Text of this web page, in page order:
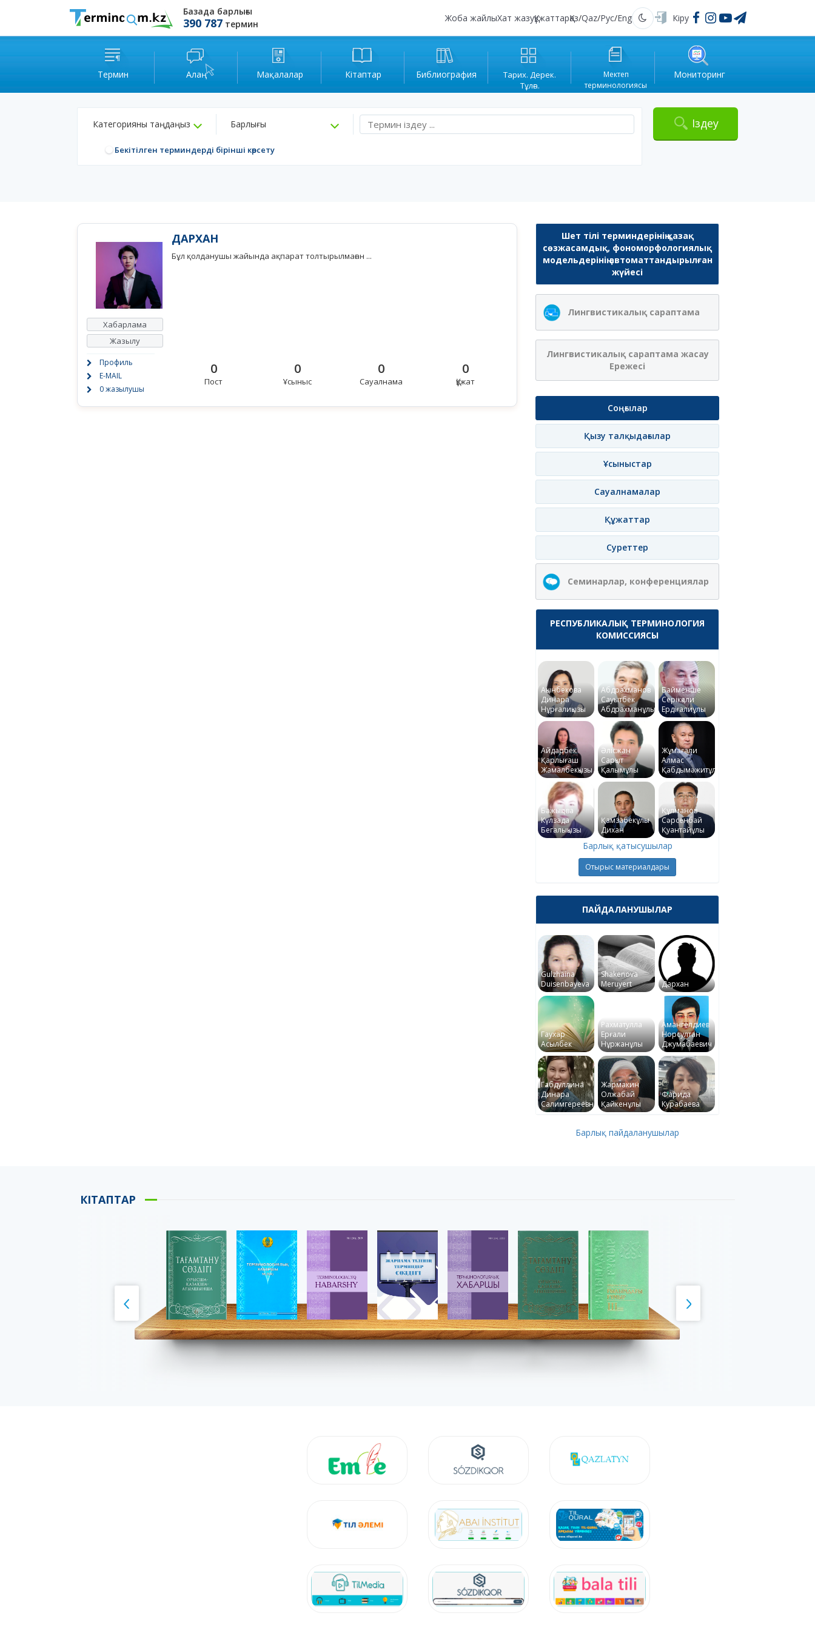
Базада барлығы
390 787 термин
Жоба жайлыХат жазуҚұжаттарҚаз/Qaz/Рус/Eng Қараңғы Кіру
Термин Алаң Мақалалар Кітаптар Библиография
Тарих. Дерек.
Тұлға.
Мектеп
терминологиясы
Мониторинг
Категорияны таңдаңыз Барлығы
Бекітілген терминдерді бірінші көрсету
Іздеу
Хабарлама
Жазылу
Профиль
E-MAIL
0 жазылушы
ДАРХАН
Бұл қолданушы жайында ақпарат толтырылмаған ...
0
Пост
0
Ұсыныс
0
Сауалнама
0
Құжат
Шет тілі терминдерінің қазақ
сөзжасамдық, фономорфологиялық
модельдерінің автоматтандырылған
жүйесі
Лингвистикалық сараптама
Лингвистикалық сараптама жасау
Ережесі
Соңғылар
Қызу талқыдағылар
Ұсыныстар
Сауалнамалар
Құжаттар
Суреттер
Семинарлар, конференциялар
РЕСПУБЛИКАЛЫҚ ТЕРМИНОЛОГИЯ
КОМИССИЯСЫ
Ақынбекова
Динара
Нұрғалиқызы
Абдрахманов
Сауытбек
Абдрахманұлы
Байменше
Серікқали
Ердіғалиұлы
Айдарбек
Қарлығаш
Жамалбекқызы
Әлісжан
Сарқыт
Қалымұлы
Жұмағали
Алмас
Қабдымәжитұлы
Бажықова
Күлзада
Бегалықызы
Қамзабекұлы
Дихан
Құлманов
Сәрсенбай
Қуантайұлы
Барлық қатысушылар
Отырыс материалдары
ПАЙДАЛАНУШЫЛАР
Gulzhaina
Duisenbayeva
Shakenova
Meruyert
Дархан
Гаухар
Асылбек
Рахматулла
Ерғали
Нұржанұлы
Амангелдиев
Норсултан
Джумабаевич
Габдуллина
Динара
Салимгереевна
Жармакин
Олжабай
Қайкенұлы
Фарида
Курабаева
Барлық пайдаланушылар
КІТАПТАР